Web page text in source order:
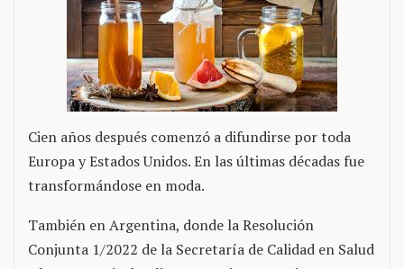
Cien años después comenzó a difundirse por toda
Europa y Estados Unidos. En las últimas décadas fue
transformándose en moda.
También en Argentina, donde la Resolución
Conjunta 1/2022 de la Secretaría de Calidad en Salud